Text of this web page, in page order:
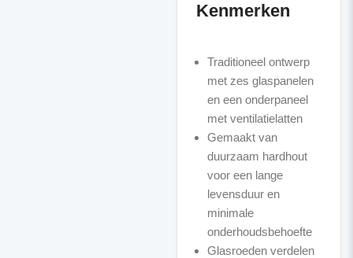
Kenmerken
Traditioneel ontwerp
met zes glaspanelen
en een onderpaneel
met ventilatielatten
Gemaakt van
duurzaam hardhout
voor een lange
levensduur en
minimale
onderhoudsbehoefte
Glasroeden verdelen